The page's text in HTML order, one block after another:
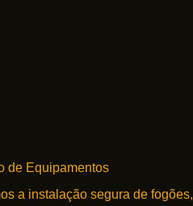
de Equipamentos
a instalação segura de fogões,